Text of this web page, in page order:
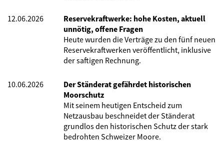
12.06.2026
Reservekraftwerke: hohe Kosten, aktuell
unnötig, offene Fragen
Heute wurden die Verträge zu den fünf neuen
Reservekraftwerken veröffentlicht, inklusive
der saftigen Rechnung.
10.06.2026
Der Ständerat gefährdet historischen
Moorschutz
Mit seinem heutigen Entscheid zum
Netzausbau beschneidet der Ständerat
grundlos den historischen Schutz der stark
bedrohten Schweizer Moore.